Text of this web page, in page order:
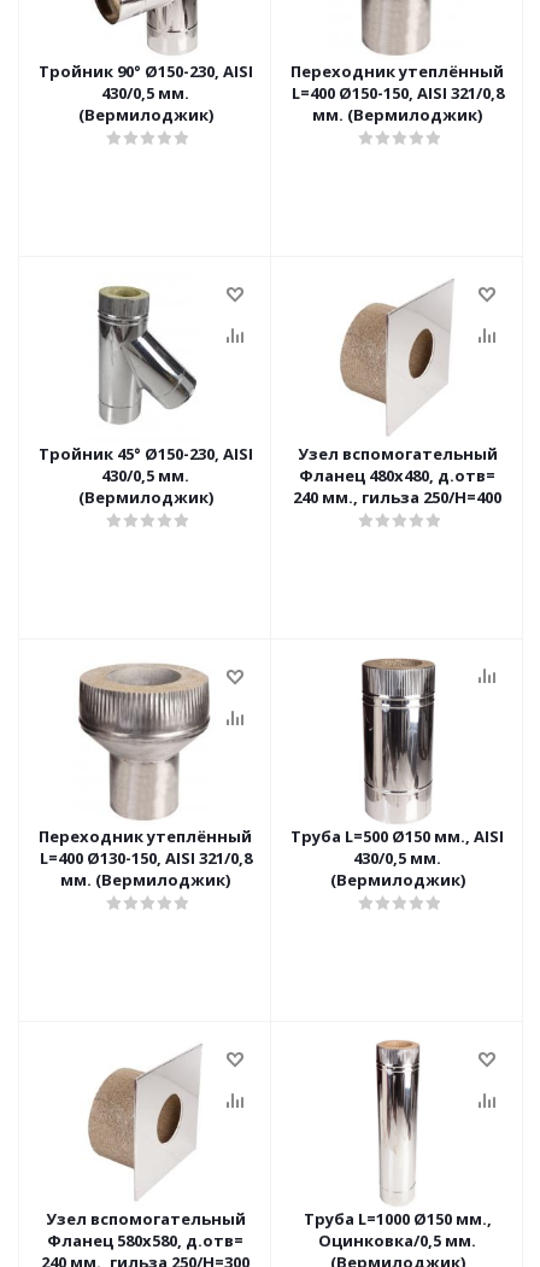
Тройник 90° Ø150-230, AISI
430/0,5 мм.
(Вермилоджик)
Переходник утеплённый
L=400 Ø150-150, AISI 321/0,8
мм. (Вермилоджик)
Тройник 45° Ø150-230, AISI
430/0,5 мм.
(Вермилоджик)
Узел вспомогательный
Фланец 480х480, д.отв=
240 мм., гильза 250/Н=400
Переходник утеплённый
L=400 Ø130-150, AISI 321/0,8
мм. (Вермилоджик)
Труба L=500 Ø150 мм., AISI
430/0,5 мм.
(Вермилоджик)
Узел вспомогательный
Фланец 580х580, д.отв=
240 мм., гильза 250/H=300
Труба L=1000 Ø150 мм.,
Оцинковка/0,5 мм.
(Вермилоджик)